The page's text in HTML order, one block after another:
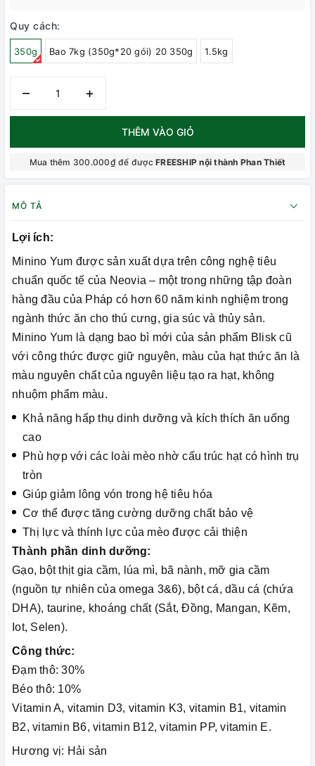
Quy cách:
350g Bao 7kg (350g*20 gói) 20 350g 1.5kg
– +
THÊM VÀO GIỎ
Mua thêm 300.000₫ để đượcFREESHIP nội thành Phan Thiết
MÔ TẢ
Lợi ích:
Minino Yum được sản xuất dựa trên công nghệ tiêu
chuẩn quốc tế của Neovia – một trong những tập đoàn
hàng đầu của Pháp có hơn 60 năm kinh nghiệm trong
ngành thức ăn cho thú cưng, gia súc và thủy sản.
Minino Yum là dạng bao bì mới của sản phẩm Blisk cũ
với công thức được giữ nguyên, màu của hạt thức ăn là
màu nguyên chất của nguyên liệu tạo ra hạt, không
nhuộm phẩm màu.
Khả năng hấp thụ dinh dưỡng và kích thích ăn uống
cao
Phù hợp với các loài mèo nhờ cấu trúc hạt có hình trụ
tròn
Giúp giảm lông vón trong hệ tiêu hóa
Cơ thể được tăng cường dưỡng chất bảo vệ
Thị lực và thính lực của mèo được cải thiện
Thành phần dinh dưỡng:
Gạo, bột thịt gia cầm, lúa mì, bã nành, mỡ gia cầm
(nguồn tự nhiên của omega 3&6), bột cá, dầu cá (chứa
DHA), taurine, khoáng chất (Sắt, Đồng, Mangan, Kẽm,
Iot, Selen).
Công thức:
Đạm thô: 30%
Béo thô: 10%
Vitamin A, vitamin D3, vitamin K3, vitamin B1, vitamin
B2, vitamin B6, vitamin B12, vitamin PP, vitamin E.
Hương vị: Hải sản